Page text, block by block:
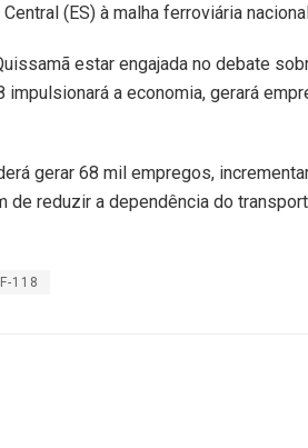
(ES) à malha ferroviária
estar engajada no debate
a economia, gerará
gerar 68 mil empregos,
de reduzir a dependência do
118